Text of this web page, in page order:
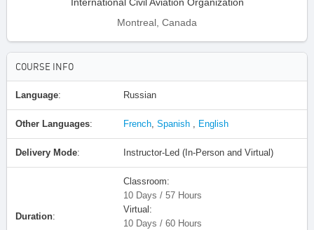
International Civil Aviation Organization
Montreal, Canada
COURSE INFO
Language: Russian
Other Languages: French, Spanish , English
Delivery Mode: Instructor-Led (In-Person and Virtual)
Duration:
Classroom:
10 Days / 57 Hours
Virtual:
10 Days / 60 Hours